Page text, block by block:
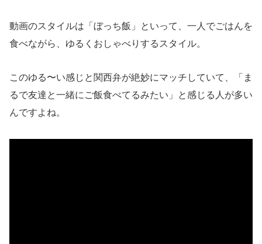
動画のスタイルは「ぼっち飯」といって、一人でごはんを
食べながら、ゆるくおしゃべりするスタイル。
このゆる〜い感じと関西弁が絶妙にマッチしていて、「ま
るで友達と一緒にご飯食べてるみたい」と感じる人が多い
んですよね。